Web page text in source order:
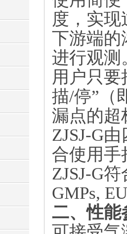
度，实
下游端的
进行观测
用户只要
描/停”（
漏点的超
ZJSJ-G
合使用手
ZJSJ-G
GMPs,
二、性能